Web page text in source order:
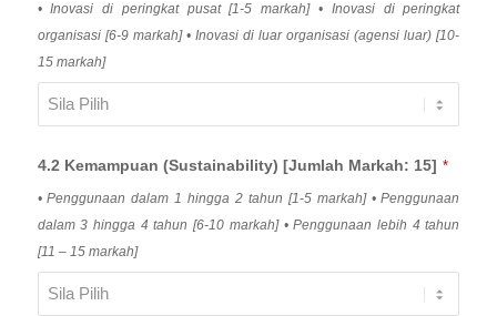
• Inovasi di peringkat pusat [1-5 markah] • Inovasi di peringkat
organisasi [6-9 markah] • Inovasi di luar organisasi (agensi luar) [10-
15 markah]
4.2 Kemampuan (Sustainability) [Jumlah Markah: 15] *
• Penggunaan dalam 1 hingga 2 tahun [1-5 markah] • Penggunaan
dalam 3 hingga 4 tahun [6-10 markah] • Penggunaan lebih 4 tahun
[11 – 15 markah]